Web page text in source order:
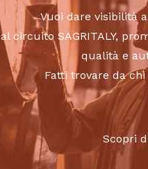
Vuoi dare visibilità
circuito SAGRITALY,
qualità e
Fatti trovare da
Scopri